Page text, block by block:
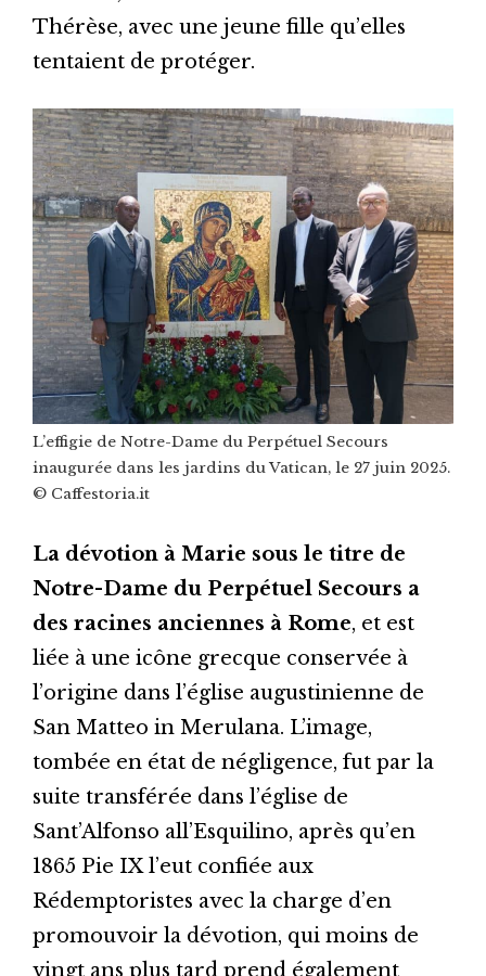
Thérèse, avec une jeune fille qu’elles
tentaient de protéger.
L’effigie de Notre-Dame du Perpétuel Secours
inaugurée dans les jardins du Vatican, le 27 juin 2025.
©️ Caffestoria.it
La dévotion à Marie sous le titre de
Notre-Dame du Perpétuel Secours a
des racines anciennes à Rome, et est
liée à une icône grecque conservée à
l’origine dans l’église augustinienne de
San Matteo in Merulana. L’image,
tombée en état de négligence, fut par la
suite transférée dans l’église de
Sant’Alfonso all’Esquilino, après qu’en
1865 Pie IX l’eut confiée aux
Rédemptoristes avec la charge d’en
promouvoir la dévotion, qui moins de
vingt ans plus tard prend également